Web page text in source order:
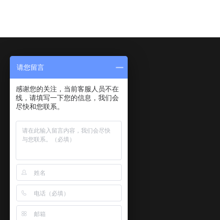
关于我们
企业文化
核心业务与服务
发展历程
产品中心
土壤
请您留言
感谢您的关注，当前客服人员不在
线，请填写一下您的信息，我们会
尽快和您联系。